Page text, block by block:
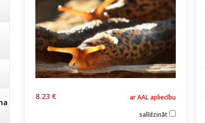
8.23 €
ar AAL apliecību
salīdzināt